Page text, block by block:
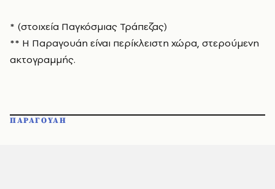
* (στοιχεία Παγκόσμιας Τράπεζας)
** Η Παραγουάη είναι περίκλειστη χώρα, στερούμενη
ακτογραμμής.
ΠΑΡΑΓΟΥΑΗ